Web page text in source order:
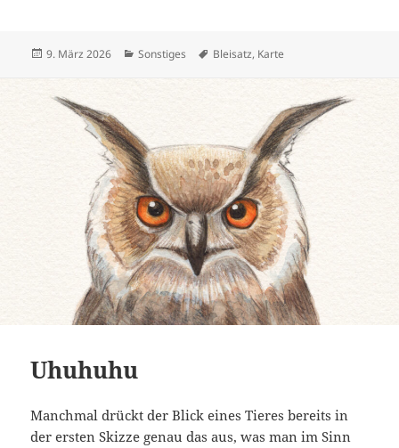
Veröffentlicht
9. März 2026 Kategorien
Sonstiges Schlagwörter
Bleisatz, Karte
Uhuhuhu
Manchmal drückt der Blick eines Tieres bereits in
der ersten Skizze genau das aus, was man im Sinn